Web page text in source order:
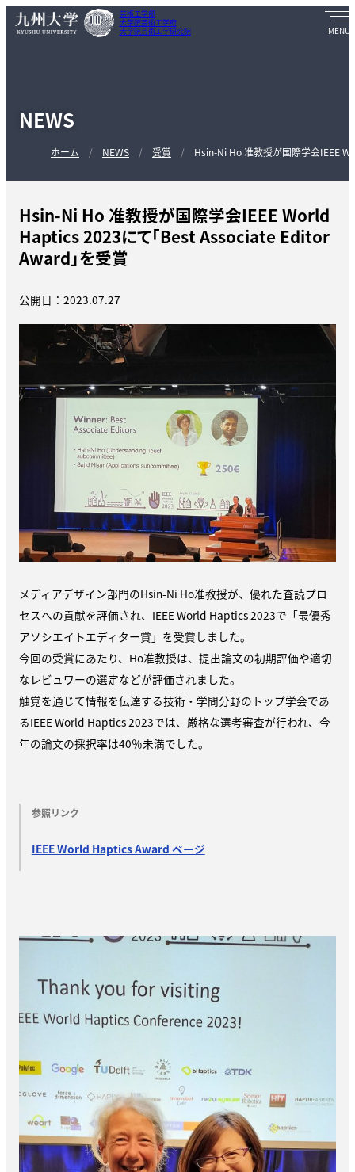
芸術工学部
大学院芸術工学府
大学院芸術工学研究院
NEWS
ホーム NEWS 受賞 Hsin-Ni Ho 准教授が国際学会IEEE
Hsin-Ni Ho 准教授が国際学会IEEE World
Haptics 2023にて「Best Associate Editor
Award」を受賞
公開日：2023.07.27
メディアデザイン部門のHsin-Ni Ho准教授が、優れた査読プロ
セスへの貢献を評価され、IEEE World Haptics 2023で「最優秀
アソシエイトエディター賞」を受賞しました。
今回の受賞にあたり、Ho准教授は、提出論文の初期評価や適切
なレビュワーの選定などが評価されました。
触覚を通じて情報を伝達する技術・学問分野のトップ学会であ
るIEEE World Haptics 2023では、厳格な選考審査が行われ、今
年の論文の採択率は40％未満でした。
参照リンク
IEEE World Haptics Award ページ